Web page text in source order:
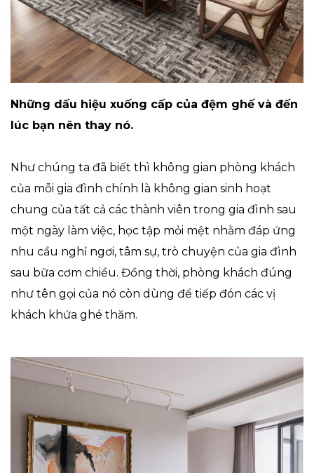
Những dấu hiệu xuống cấp của đệm ghế và đến
lúc bạn nên thay nó.
Như chúng ta đã biết thì không gian phòng khách
của mỗi gia đình chính là không gian sinh hoạt
chung của tất cả các thành viên trong gia đình sau
một ngày làm việc, học tập mỏi mệt nhằm đáp ứng
nhu cầu nghỉ ngơi, tâm sự, trò chuyện của gia đình
sau bữa cơm chiều. Đồng thời, phòng khách đúng
như tên gọi của nó còn dùng để tiếp đón các vị
khách khứa ghé thăm.